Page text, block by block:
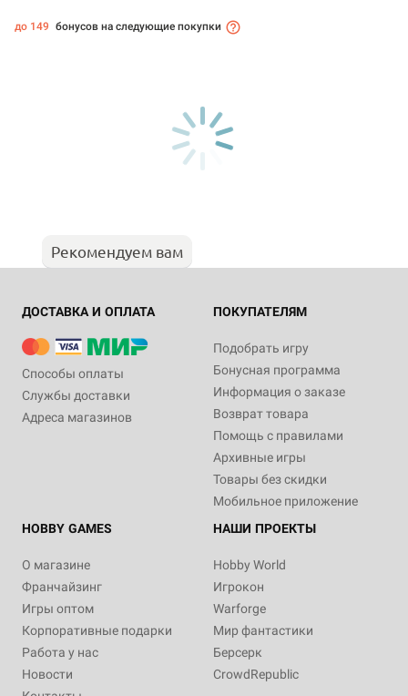
до 149 бонусов на следующие покупки
Рекомендуем вам
ДОСТАВКА И ОПЛАТА
Способы оплаты
Службы доставки
Адреса магазинов
ПОКУПАТЕЛЯМ
Подобрать игру
Бонусная программа
Информация о заказе
Возврат товара
Помощь с правилами
Архивные игры
Товары без скидки
Мобильное приложение
HOBBY GAMES
О магазине
Франчайзинг
Игры оптом
Корпоративные подарки
Работа у нас
Новости
НАШИ ПРОЕКТЫ
Hobby World
Игрокон
Warforge
Мир фантастики
Берсерк
CrowdRepublic